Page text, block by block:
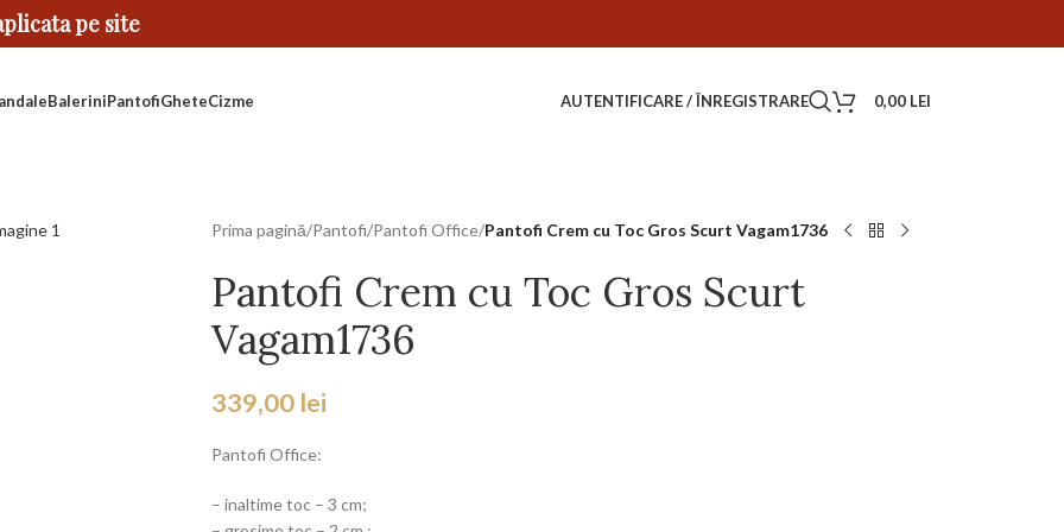
pe site
BaleriniPantofiGheteCizme AUTENTIFICARE / ÎNREGISTRARE 0,00 LEI
Prima pagină/Pantofi/Pantofi Office/Pantofi Crem cu Toc Gros Scurt Vagam1736
Pantofi Crem cu Toc Gros Scurt
Vagam1736
339,00 lei
Pantofi Office:
– inaltime toc – 3 cm;